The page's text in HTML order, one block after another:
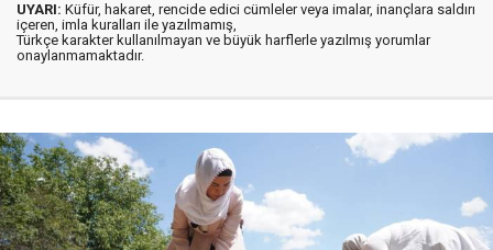
UYARI: Küfür, hakaret, rencide edici cümleler veya imalar, inançlara saldırı
içeren, imla kuralları ile yazılmamış,
Türkçe karakter kullanılmayan ve büyük harflerle yazılmış yorumlar
onaylanmamaktadır.